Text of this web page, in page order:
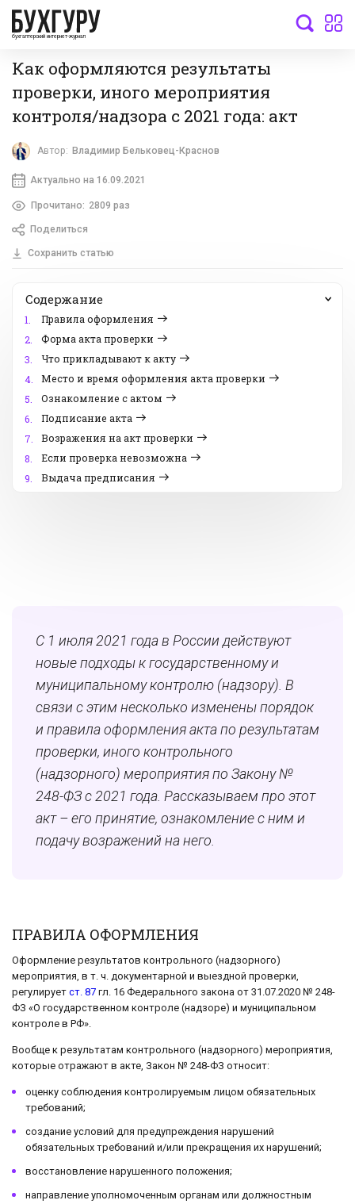
бухгалтерский интернет-журнал
Как оформляются результаты
проверки, иного мероприятия
контроля/надзора с 2021 года: акт
Автор: Владимир Бельковец-Краснов
Актуально на 16.09.2021
Прочитано: 2809 раз
Поделиться
Сохранить статью
Содержание
1.
Правила оформления
2.
Форма акта проверки
3.
Что прикладывают к акту
4.
Место и время оформления акта проверки
5.
Ознакомление с актом
6.
Подписание акта
7.
Возражения на акт проверки
8.
Если проверка невозможна
9.
Выдача предписания
С 1 июля 2021 года в России действуют
новые подходы к государственному и
муниципальному контролю (надзору). В
связи с этим несколько изменены порядок
и правила оформления акта по результатам
проверки, иного контрольного
(надзорного) мероприятия по Закону №
248-ФЗ с 2021 года. Рассказываем про этот
акт – его принятие, ознакомление с ним и
подачу возражений на него.
ПРАВИЛА ОФОРМЛЕНИЯ
Оформление результатов контрольного (надзорного)
мероприятия, в т. ч. документарной и выездной проверки,
регулирует ст. 87 гл. 16 Федерального закона от 31.07.2020 № 248-
ФЗ «О государственном контроле (надзоре) и муниципальном
контроле в РФ».
Вообще к результатам контрольного (надзорного) мероприятия,
которые отражают в акте, Закон № 248-ФЗ относит:
оценку соблюдения контролируемым лицом обязательных
требований;
создание условий для предупреждения нарушений
обязательных требований и/или прекращения их нарушений;
восстановление нарушенного положения;
направление уполномоченным органам или должностным